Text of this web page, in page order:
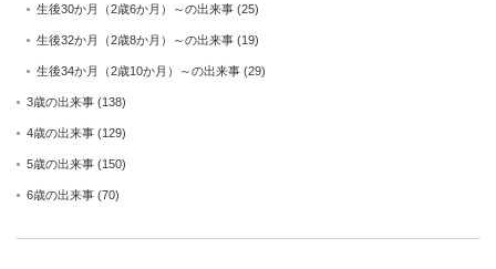
生後30か月（2歳6か月）～の出来事 (25)
生後32か月（2歳8か月）～の出来事 (19)
生後34か月（2歳10か月）～の出来事 (29)
3歳の出来事 (138)
4歳の出来事 (129)
5歳の出来事 (150)
6歳の出来事 (70)